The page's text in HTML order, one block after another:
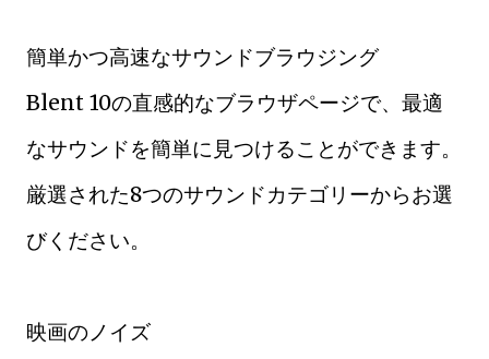
簡単かつ高速なサウンドブラウジング
Blent 10の直感的なブラウザページで、最適
なサウンドを簡単に見つけることができます。
厳選された8つのサウンドカテゴリーからお選
びください。
映画のノイズ